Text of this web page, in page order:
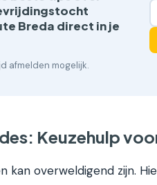
Breda direct in je
afmelden mogelijk.
Keuzehulp
kan overweldigend zijn.